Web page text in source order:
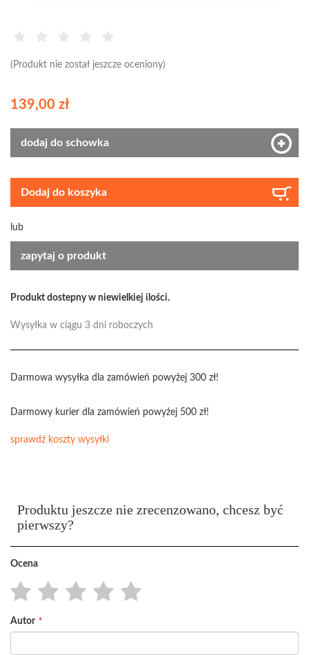
(Produkt nie został jeszcze oceniony)
139,00 zł
dodaj do schowka
Dodaj do koszyka
lub
zapytaj o produkt
Produkt dostepny w niewielkiej ilości.
Wysyłka w ciągu 3 dni roboczych
Darmowa wysyłka dla zamówień powyżej 300 zł!
Darmowy kurier dla zamówień powyżej 500 zł!
sprawdź koszty wysyłki
Produktu jeszcze nie zrecenzowano, chcesz być
pierwszy?
Ocena
star
stars
stars
stars
stars
Autor